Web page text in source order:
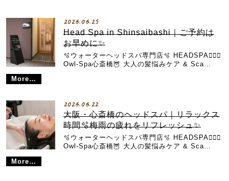
2026.06.25
Head Spa in Shinsaibashi｜ご予約は
お早めに✨
🫧ウォーターヘッドスパ専門店🫧 HEADSPA💆🏼‍♀️
Owl-Spa心斎橋🦉 大人の髪悩みケア & Sca…
More…
2026.06.22
大阪・心斎橋のヘッドスパ｜リラックス
時間🫧梅雨の疲れをリフレッシュ✨
🫧ウォーターヘッドスパ専門店🫧 HEADSPA💆🏼‍♀️
Owl-Spa心斎橋🦉 大人の髪悩みケア & Sca…
More…